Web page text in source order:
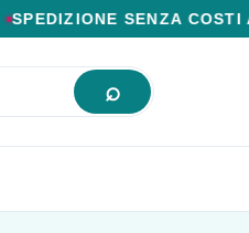
SPEDIZIONE SENZA COSTI